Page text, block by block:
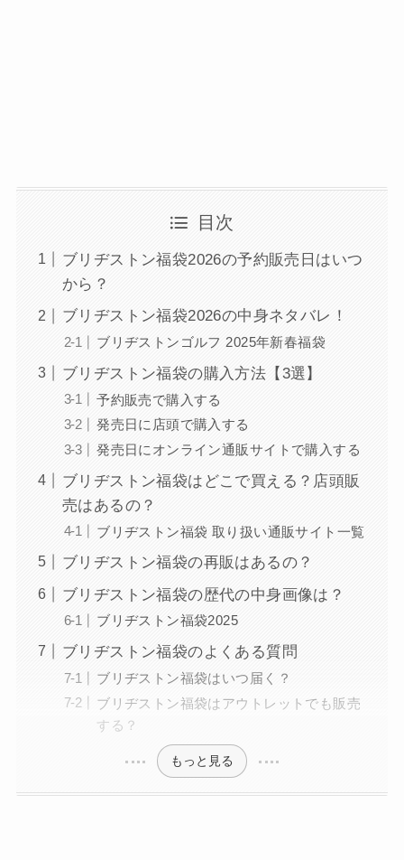
目次
ブリヂストン福袋2026の予約販売日はいつ
から？
ブリヂストン福袋2026の中身ネタバレ！
ブリヂストンゴルフ 2025年新春福袋
ブリヂストン福袋の購入方法【3選】
予約販売で購入する
発売日に店頭で購入する
発売日にオンライン通販サイトで購入する
ブリヂストン福袋はどこで買える？店頭販
売はあるの？
ブリヂストン福袋 取り扱い通販サイト一覧
ブリヂストン福袋の再販はあるの？
ブリヂストン福袋の歴代の中身画像は？
ブリヂストン福袋2025
ブリヂストン福袋のよくある質問
ブリヂストン福袋はいつ届く？
ブリヂストン福袋はアウトレットでも販売
する？
もっと見る